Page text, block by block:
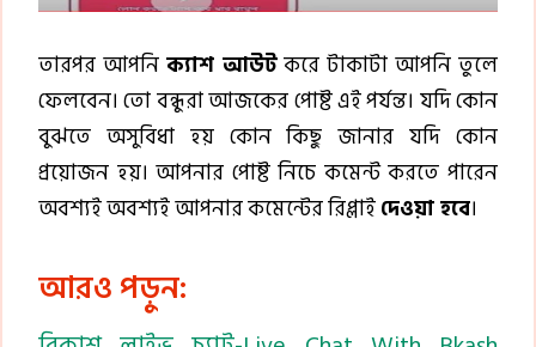
তারপর আপনি ক্যাশ আউটকরে টাকাটা আপনি তুলে
ফেলবেন। তো বন্ধুরা আজকের পোষ্ট এই পর্যন্ত। যদি কোন
বুঝতে অসুবিধা হয় কোন কিছু জানার যদি কোন
প্রয়োজন হয়। আপনার পোষ্ট নিচে কমেন্ট করতে পারেন
অবশ্যই অবশ্যই আপনার কমেন্টের রিপ্লাইদেওয়া হবে।
আরও পড়ুন: